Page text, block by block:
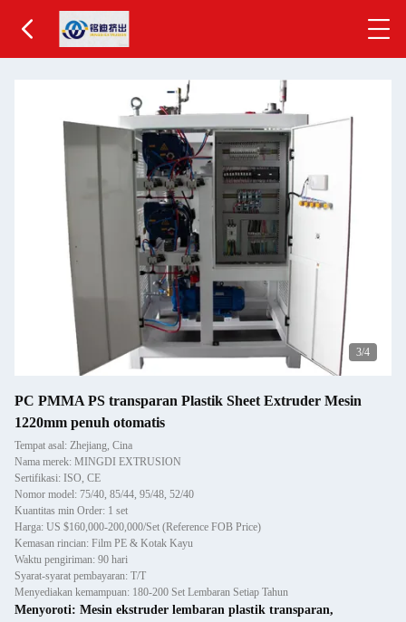
3/4
PC PMMA PS transparan Plastik Sheet Extruder Mesin
1220mm penuh otomatis
Tempat asal: Zhejiang, Cina
Nama merek: MINGDI EXTRUSION
Sertifikasi: ISO, CE
Nomor model: 75/40, 85/44, 95/48, 52/40
Kuantitas min Order: 1 set
Harga: US $160,000-200,000/Set (Reference FOB Price)
Kemasan rincian: Film PE & Kotak Kayu
Waktu pengiriman: 90 hari
Syarat-syarat pembayaran: T/T
Menyediakan kemampuan: 180-200 Set Lembaran Setiap Tahun
Menyoroti: Mesin ekstruder lembaran plastik transparan,